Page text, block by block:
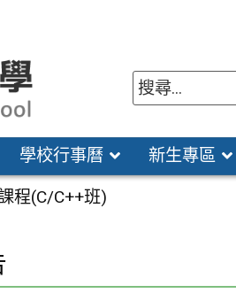
學校行事曆 新生專區
程(C/C++班)